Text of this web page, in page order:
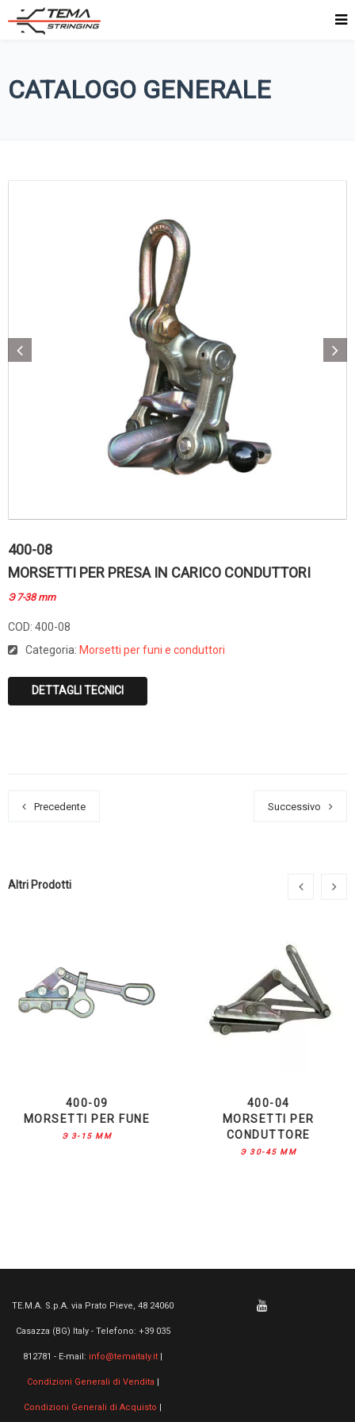
CATALOGO GENERALE
400-08
MORSETTI PER PRESA IN CARICO CONDUTTORI
Э 7-38 mm
COD: 400-08
Categoria: Morsetti per funi e conduttori
DETTAGLI TECNICI
Precedente Successivo
Altri Prodotti
400-09
MORSETTI PER FUNE
Э 3-15 MM
400-04
MORSETTI PER
CONDUTTORE
Э 30-45 MM
TE.M.A. S.p.A. via Prato Pieve, 48 24060
Casazza (BG) Italy - Telefono: +39 035
812781 - E-mail: info@temaitaly.it |
Condizioni Generali di Vendita |
Condizioni Generali di Acquisto |